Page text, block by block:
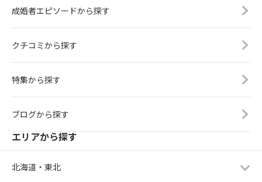
成婚者エピソードから探す
クチコミから探す
特集から探す
ブログから探す
エリアから探す
北海道・東北